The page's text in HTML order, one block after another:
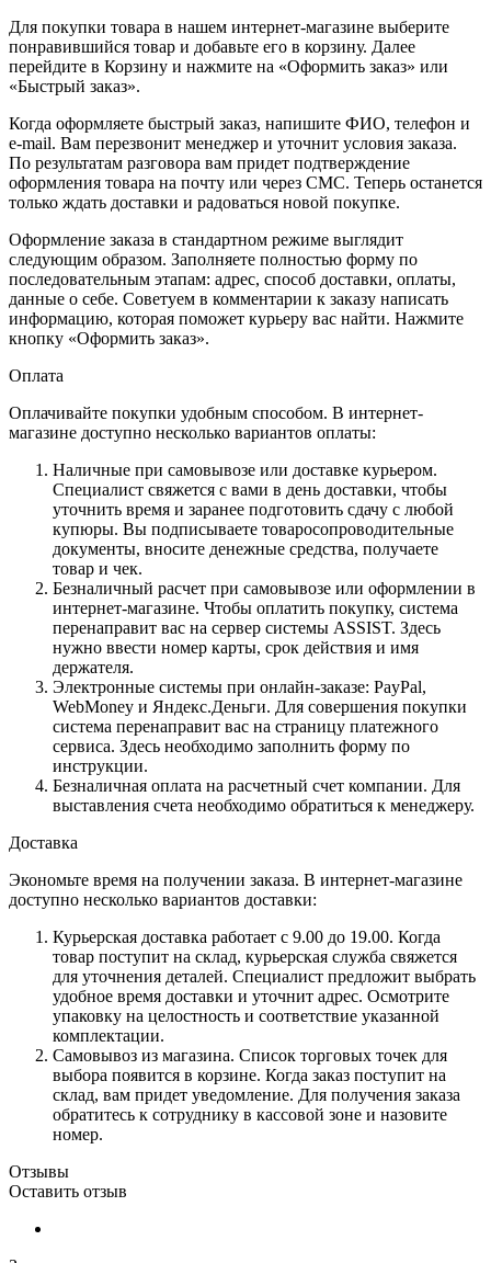
Для покупки товара в нашем интернет-магазине выберите
понравившийся товар и добавьте его в корзину. Далее
перейдите в Корзину и нажмите на «Оформить заказ» или
«Быстрый заказ».
Когда оформляете быстрый заказ, напишите ФИО, телефон и
e-mail. Вам перезвонит менеджер и уточнит условия заказа.
По результатам разговора вам придет подтверждение
оформления товара на почту или через СМС. Теперь останется
только ждать доставки и радоваться новой покупке.
Оформление заказа в стандартном режиме выглядит
следующим образом. Заполняете полностью форму по
последовательным этапам: адрес, способ доставки, оплаты,
данные о себе. Советуем в комментарии к заказу написать
информацию, которая поможет курьеру вас найти. Нажмите
кнопку «Оформить заказ».
Оплата
Оплачивайте покупки удобным способом. В интернет-
магазине доступно несколько вариантов оплаты:
Наличные при самовывозе или доставке курьером.
Специалист свяжется с вами в день доставки, чтобы
уточнить время и заранее подготовить сдачу с любой
купюры. Вы подписываете товаросопроводительные
документы, вносите денежные средства, получаете
товар и чек.
Безналичный расчет при самовывозе или оформлении в
интернет-магазине. Чтобы оплатить покупку, система
перенаправит вас на сервер системы ASSIST. Здесь
нужно ввести номер карты, срок действия и имя
держателя.
Электронные системы при онлайн-заказе: PayPal,
WebMoney и Яндекс.Деньги. Для совершения покупки
система перенаправит вас на страницу платежного
сервиса. Здесь необходимо заполнить форму по
инструкции.
Безналичная оплата на расчетный счет компании. Для
выставления счета необходимо обратиться к менеджеру.
Доставка
Экономьте время на получении заказа. В интернет-магазине
доступно несколько вариантов доставки:
Курьерская доставка работает с 9.00 до 19.00. Когда
товар поступит на склад, курьерская служба свяжется
для уточнения деталей. Специалист предложит выбрать
удобное время доставки и уточнит адрес. Осмотрите
упаковку на целостность и соответствие указанной
комплектации.
Самовывоз из магазина. Список торговых точек для
выбора появится в корзине. Когда заказ поступит на
склад, вам придет уведомление. Для получения заказа
обратитесь к сотруднику в кассовой зоне и назовите
номер.
Отзывы
Оставить отзыв